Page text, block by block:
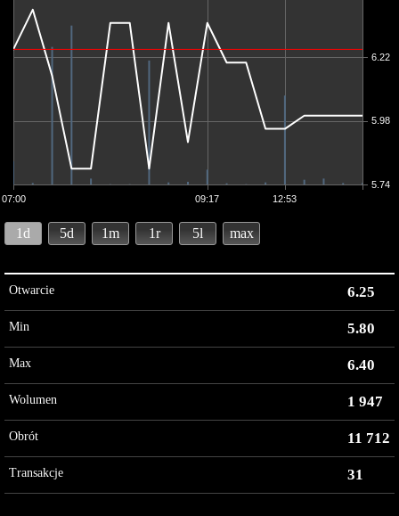
07:00 09:17 12:53
5.74
5.98
6.22
1d 5d 1m 1r 5l max
Otwarcie 6.25
Min 5.80
Max 6.40
Wolumen 1 947
Obrót 11 712
Transakcje 31